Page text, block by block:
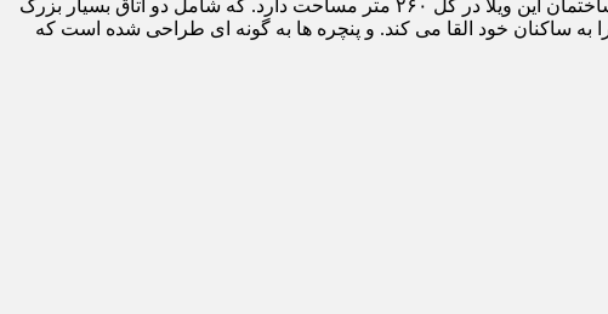
این ساختمان که از مجموع احجام سه گانه ساخته است. که هر کدام از آن ها منظره نمای خاصی را از داخل به نمایش می گذارد. ساختمان این ویلا در کل ۲۶۰ متر مساحت دارد. که شامل دو اتاق بسیار بزرگ
ساکنان خود القا می کند. و پنچره ها به گونه ای طراحی شده است که